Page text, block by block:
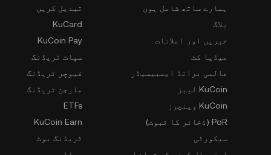
ہمارے ساتھ شامل ہوں
بلاگ
خبریں اور اعلانات
میڈیا کٹ
عالمی برانڈ ایمبیسیڈر
KuCoin لیبز
KuCoin وینچرز
PoR (ذخائر کا ثبوت)
سیکورٹی
تبدیل کریں
KuCard
KuCoin Pay
سپاٹ ٹریڈنگ
فیوچر ٹریڈنگ
مارجن ٹریڈنگ
ETFs
KuCoin Earn
ٹریڈنگ بوٹ